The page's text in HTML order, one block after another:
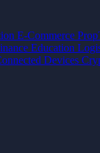
E-Commerce
Education
Devices